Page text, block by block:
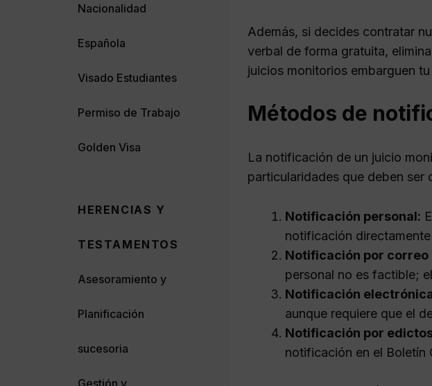
Además, si decides contratar
verbal de forma gratuita,
juicios monitorios embarguen
Métodos de
La notificación de un juicio
particularidades que deben ser
Notificación personal:
notificación
Notificación por
personal no es factible;
Notificación
aunque requiere que el
Notificación por
notificación en el Boletín
Nacionalidad
Española
Visado Estudiantes
Permiso de Trabajo
Golden Visa
HERENCIAS Y
TESTAMENTOS
Asesoramiento y
Planificación
sucesoria
Gestión y